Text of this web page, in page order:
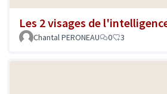
Les 2 visages de
Chantal PERONEAU 0 3